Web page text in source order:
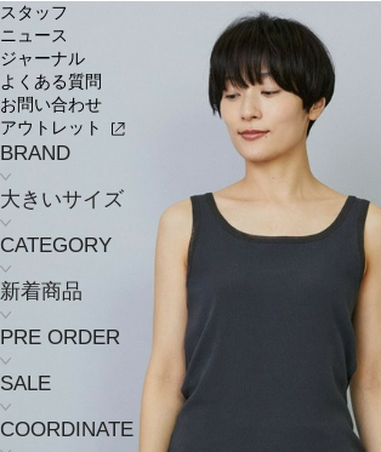
スタッフ
ニュース
ジャーナル
よくある質問
お問い合わせ
アウトレット
BRAND
大きいサイズ
CATEGORY
新着商品
PRE ORDER
SALE
COORDINATE